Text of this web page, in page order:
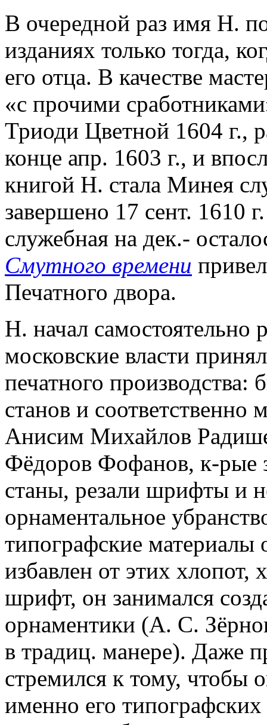
В очередной раз имя Н.
изданиях только тогда,
его отца. В качестве
«с прочими
Триоди Цветной 1604 г.,
конце апр. 1603 г., и
книгой Н. стала Минея
завершено 17 сент. 1610
служебная на дек.-
Смутного времени
Печатного двора.
Н. начал самостоятельно
московские власти
печатного производства:
станов и
Анисим Михайлов
Фёдоров Фофанов, к-рые
станы, резали шрифты и
орнаментальное
типографские
избавлен от этих хлопот,
шрифт, он занимался
орнаментики (А. С.
в традиц. манере). Даже
стремился к тому, чтобы
именно его